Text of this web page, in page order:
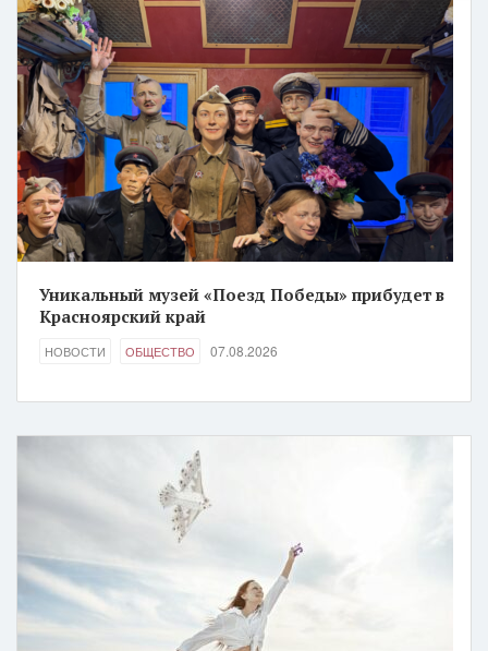
Уникальный музей «Поезд Победы» прибудет в
Красноярский край
НОВОСТИ ОБЩЕСТВО 07.08.2026